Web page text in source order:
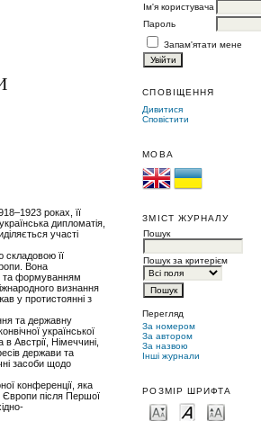
Ім'я користувача
Пароль
Запам'ятати мене
СПОВІЩЕННЯ
Дивитися
Сповістити
МОВА
ЗМІСТ ЖУРНАЛУ
Пошук
Пошук за критерієм
Перегляд
За номером
За автором
За назвою
Інші журнали
РОЗМІР ШРИФТА
роках, її
дипломатія,
участі
її
Вона
та формуванням
визнання
у протистоянні з
та державну
української
Австрії, Німеччині,
держави та
засоби щодо
конференції, яка
після Першої